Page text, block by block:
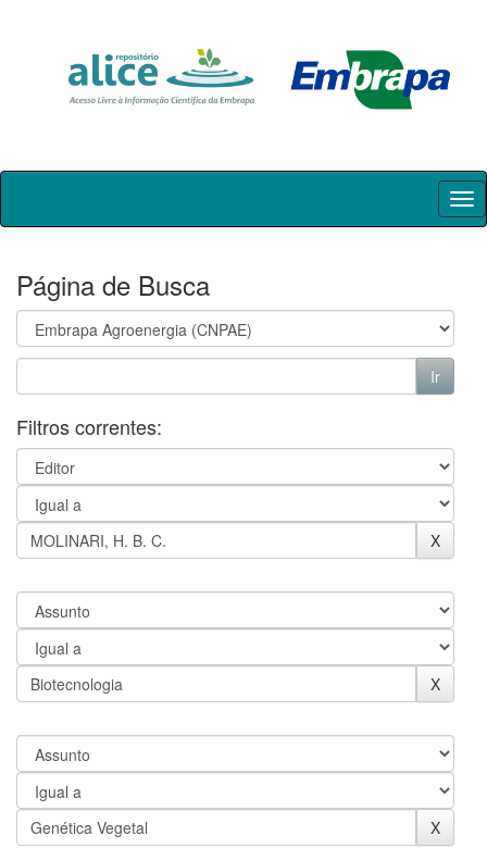
Skip
Página de Busca
Filtros correntes: